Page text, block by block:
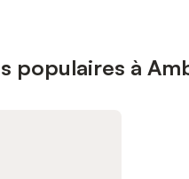
populaires à